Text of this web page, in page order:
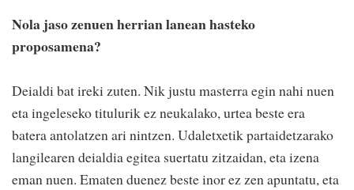
Nola jaso zenuen herrian lanean hasteko
proposamena?
Deialdi bat ireki zuten. Nik justu masterra egin nahi nuen
eta ingeleseko titulurik ez neukalako, urtea beste era
batera antolatzen ari nintzen. Udaletxetik partaidetzarako
langilearen deialdia egitea suertatu zitzaidan, eta izena
eman nuen. Ematen duenez beste inor ez zen apuntatu, eta